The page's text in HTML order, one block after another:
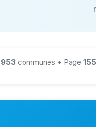
communes • Page 155